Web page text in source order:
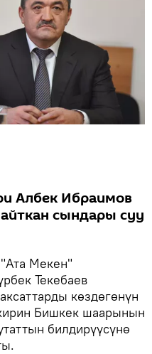
Албек Ибраимов
сындары суу
"Ата Мекен"
Текебаев
көздөгөнүн
Бишкек шаарынын
билдирүүсүнө